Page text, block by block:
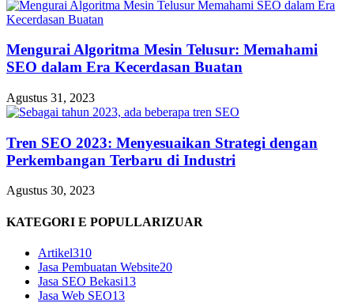
Mengurai Algoritma Mesin Telusur: Memahami
SEO dalam Era Kecerdasan Buatan
Agustus 31, 2023
Tren SEO 2023: Menyesuaikan Strategi dengan
Perkembangan Terbaru di Industri
Agustus 30, 2023
KATEGORI E POPULLARIZUAR
Artikel310
Jasa Pembuatan Website20
Jasa SEO Bekasi13
Jasa Web SEO13